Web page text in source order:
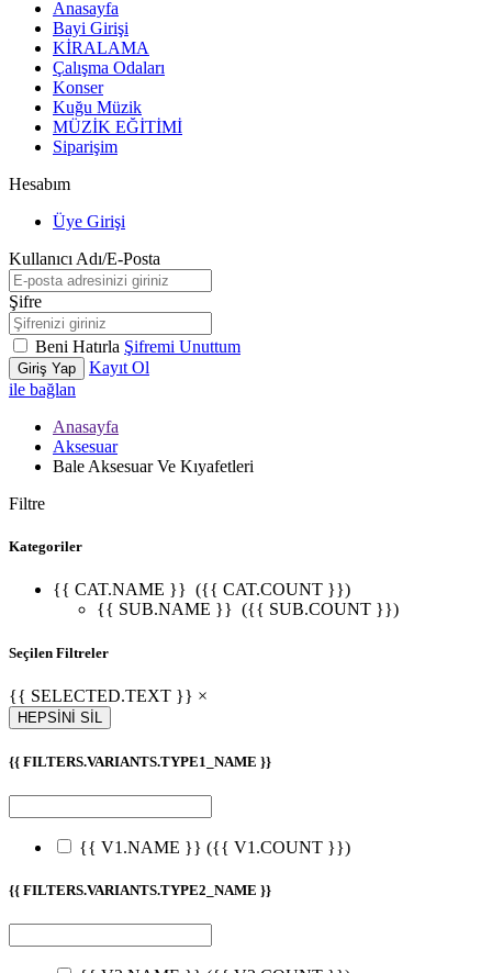
Anasayfa
Bayi Girişi
KİRALAMA
Çalışma Odaları
Konser
Kuğu Müzik
MÜZİK EĞİTİMİ
Siparişim
Hesabım
Üye Girişi
Kullanıcı Adı/E-Posta
Şifre
Beni Hatırla Şifremi Unuttum
Giriş Yap
Kayıt Ol
ile bağlan
Anasayfa
Aksesuar
Bale Aksesuar Ve Kıyafetleri
Filtre
Kategoriler
{{ CAT.NAME }} ({{ CAT.COUNT }})
{{ SUB.NAME }} ({{ SUB.COUNT }})
Seçilen Filtreler
{{ SELECTED.TEXT }} ×
HEPSİNİ SİL
{{ FILTERS.VARIANTS.TYPE1_NAME }}
{{ V1.NAME }} ({{ V1.COUNT }})
{{ FILTERS.VARIANTS.TYPE2_NAME }}